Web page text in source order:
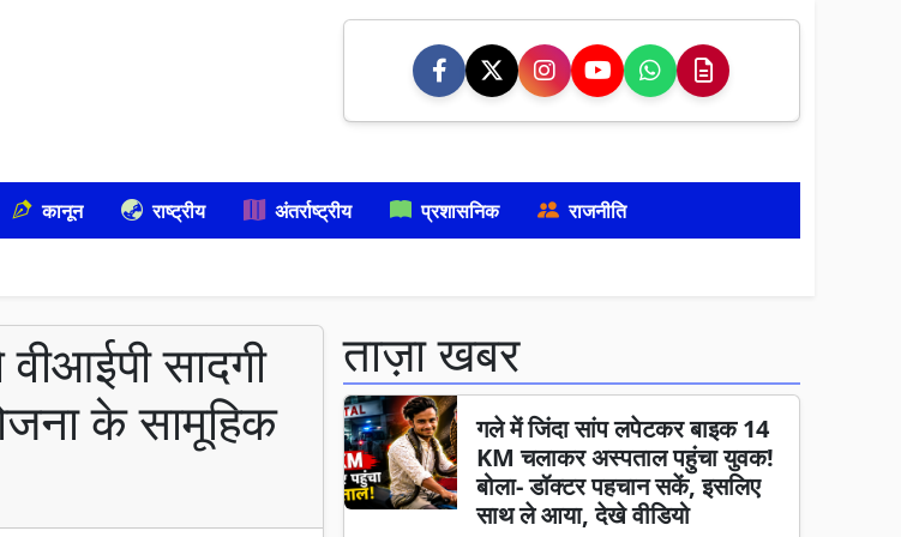
कानून राष्ट्रीय अंतर्राष्ट्रीय प्रशासनिक राजनीति
सादगी
के सामूहिक
ताज़ा खबर
गले में जिंदा सांप लपेटकर बाइक 14
KM चलाकर अस्पताल पहुंचा युवक!
बोला- डॉक्टर पहचान सकें, इसलिए
साथ ले आया, देखे वीडियो